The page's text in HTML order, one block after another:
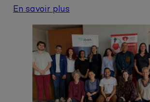
En savoir plus